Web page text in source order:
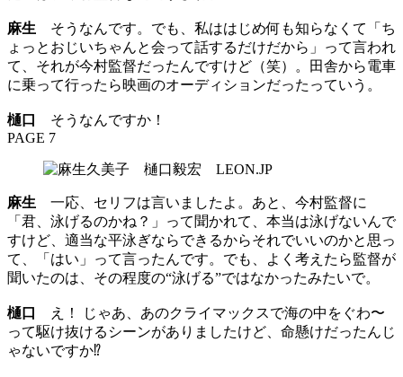
麻生 そうなんです。でも、私ははじめ何も知らなくて「ち
ょっとおじいちゃんと会って話するだけだから」って言われ
て、それが今村監督だったんですけど（笑）。田舎から電車
に乗って行ったら映画のオーディションだったっていう。
樋口
そうなんですか！
PAGE 7
麻生 一応、セリフは言いましたよ。あと、今村監督に
「君、泳げるのかね？」って聞かれて、本当は泳げないんで
すけど、適当な平泳ぎならできるからそれでいいのかと思っ
て、「はい」って言ったんです。でも、よく考えたら監督が
聞いたのは、その程度の“泳げる”ではなかったみたいで。
樋口
え！ じゃあ、あのクライマックスで海の中をぐわ〜
って駆け抜けるシーンがありましたけど、命懸けだったんじ
ゃないですか⁉